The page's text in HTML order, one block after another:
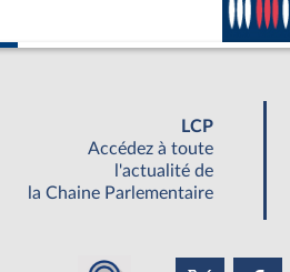
LCP
Accédez à toute
l'actualité de
la Chaine Parlementaire